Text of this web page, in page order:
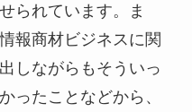
られています。ま
報商材ビジネスに関
しながらもそういっ
ったことなどから、